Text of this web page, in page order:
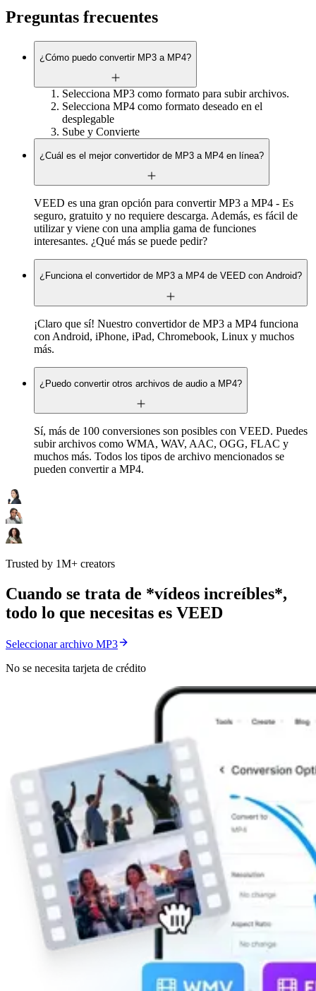
Preguntas frecuentes
¿Cómo puedo convertir MP3 a MP4?
Selecciona MP3 como formato para subir archivos.
Selecciona MP4 como formato deseado en el
desplegable
Sube y Convierte
¿Cuál es el mejor convertidor de MP3 a MP4 en línea?
VEED es una gran opción para convertir MP3 a MP4 - Es
seguro, gratuito y no requiere descarga. Además, es fácil de
utilizar y viene con una amplia gama de funciones
interesantes. ¿Qué más se puede pedir?
¿Funciona el convertidor de MP3 a MP4 de VEED con Android?
¡Claro que sí! Nuestro convertidor de MP3 a MP4 funciona
con Android, iPhone, iPad, Chromebook, Linux y muchos
más.
¿Puedo convertir otros archivos de audio a MP4?
Sí, más de 100 conversiones son posibles con VEED. Puedes
subir archivos como WMA, WAV, AAC, OGG, FLAC y
muchos más. Todos los tipos de archivo mencionados se
pueden convertir a MP4.
Trusted by 1M+ creators
Cuando se trata de *vídeos increíbles*,
todo lo que necesitas es VEED
Seleccionar archivo MP3
No se necesita tarjeta de crédito